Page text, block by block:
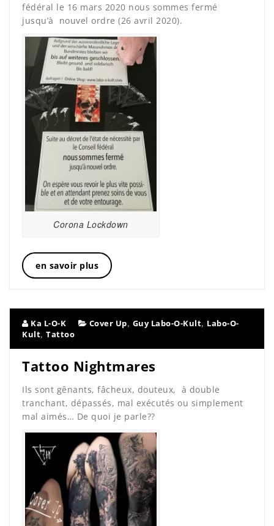
fédéral le 16 mars 2020 nous sommes fermé
jusqu’à nouvel ordre (26 avril 2020).
Corona Lockdown
en savoir plus
Ka L-O-K Cover Up, Guy Labo-O-Kult, Labo-O-
Kult, Tattoo
Tattoo Nightmares
Ils sont gênants, fâcheux, douteux, à double
tranchant, dépassés, mal exécutés ou simplement
mal aimés… De quoi je parle??